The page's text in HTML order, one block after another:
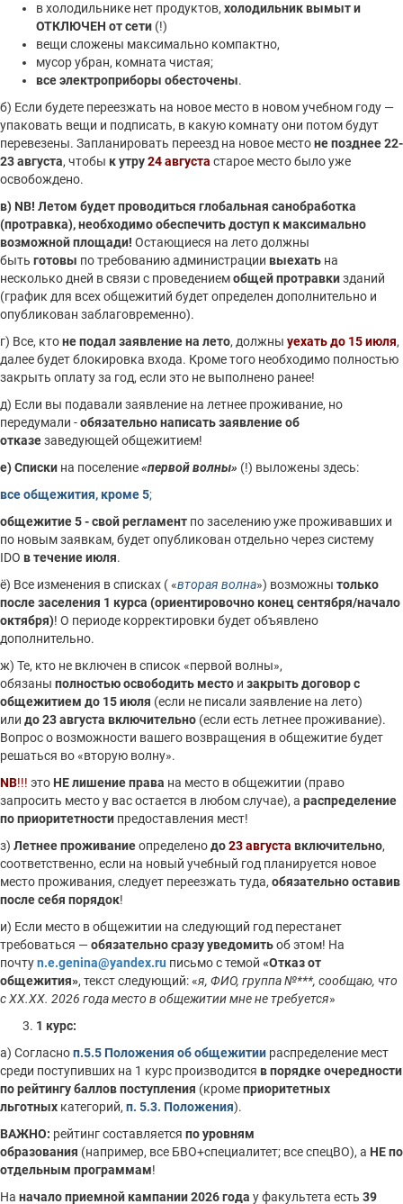
в холодильнике нет продуктов, холодильник вымыт и
ОТКЛЮЧЕН от сети (!)
вещи сложены максимально компактно,
мусор убран, комната чистая;
все электроприборы обесточены.
б) Если будете переезжать на новое место в новом учебном году —
упаковать вещи и подписать, в какую комнату они потом будут
перевезены. Запланировать переезд на новое местоне позднее 22-
23 августа, чтобы к утру24 августа старое место было уже
освобождено.
в) NB! Летом будет проводиться глобальная санобработка
(протравка), необходимо обеспечить доступ к максимально
возможной площади! Остающиеся на лето должны
быть готовы по требованию администрации выехать на
несколько дней в связи с проведениемобщей протравкизданий
(график для всех общежитий будет определен дополнительно и
опубликован заблаговременно).
г) Все, ктоне подал заявление на лето, должны уехать до 15 июля,
далее будет блокировка входа. Кроме того необходимо полностью
закрыть оплату за год, если это не выполнено ранее!
д) Если вы подавали заявление на летнее проживание, но
передумали -обязательно написать заявление об
отказезаведующей общежитием!
е) Списки на поселение«первой волны» (!) выложены здесь:
все общежития, кроме 5;
общежитие 5 - свой регламент по заселению уже проживавших и
по новым заявкам, будет опубликован отдельно через систему
IDO в течение июля.
ё) Все изменения в списках ( «вторая волна») возможны только
после заселения 1 курса (ориентировочно конец сентября/начало
октября)! О периоде корректировки будет объявлено
дополнительно.
ж) Те, кто не включен в список «первой волны»,
обязаны полностью освободить место и закрыть договор с
общежитием до 15 июля (если не писали заявление на лето)
или до 23 августа включительно (если есть летнее проживание).
Вопрос о возможности вашего возвращения в общежитие будет
решаться во «вторую волну».
NB!!! это НЕлишениеправа на место в общежитии (право
запросить место у вас остается в любом случае), а распределение
по приоритетности предоставления мест!
з) Летнее проживаниеопределенодо23 августа включительно,
соответственно, если на новый учебный год планируется новое
место проживания, следует переезжать туда, обязательно оставив
после себя порядок!
и) Если место в общежитии на следующий год перестанет
требоваться —обязательно сразу уведомитьоб этом! На
почтуn.e.genina@yandex.ru письмо с темой «Отказ от
общежития», текст следующий: «я, ФИО, группа №***, сообщаю, что
с ХХ.ХХ. 2026 года место в общежитии мне не требуется»
1 курс:
а) Согласноп.5.5 Положения об общежитии распределение мест
среди поступивших на 1 курс производится в порядке очередности
по рейтингубаллов поступления (кромеприоритетных
льготных категорий, п. 5.3. Положения).
ВАЖНО: рейтинг составляется по уровням
образования (например, все БВО+специалитет; все спецВО), а НЕ по
отдельным программам!
На начало приемной кампании 2026 года у факультета есть 39